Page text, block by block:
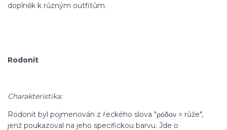
doplněk k různým outfitům.
Rodonit
Charakteristika:
Rodonit byl pojmenován z řeckého slova "ρόδον = růže",
jenž poukazoval na jeho specifickou barvu. Jde o